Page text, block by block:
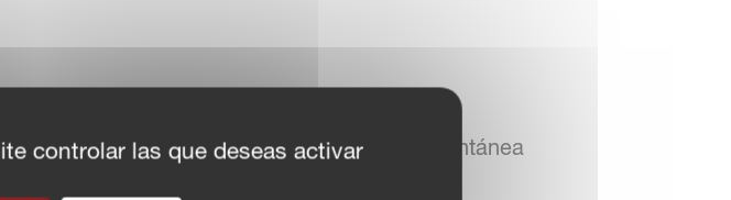
está lista para recibir asistencia instantánea
controlar las que deseas activar